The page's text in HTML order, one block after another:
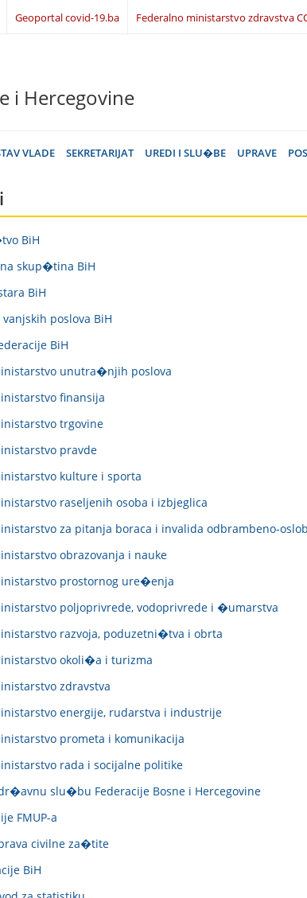
Geoportal covid-19.ba Federalno ministarstvo zdravstva
i Hercegovine
VLADE SEKRETARIJAT UREDI I SLU�BE UPRAVE
BiH
skup�tina BiH
BiH
poslova BiH
BiH
unutra�njih poslova
finansija
trgovine
pravde
kulture i sporta
raseljenih osoba i izbjeglica
za pitanja boraca i invalida odbrambeno-
obrazovanja i nauke
prostornog ure�enja
poljoprivrede, vodoprivrede i �umarstva
razvoja, poduzetni�tva i obrta
okoli�a i turizma
zdravstva
energije, rudarstva i industrije
prometa i komunikacija
rada i socijalne politike
slu�bu Federacije Bosne i Hercegovine
FMUP-a
civilne za�tite
BiH